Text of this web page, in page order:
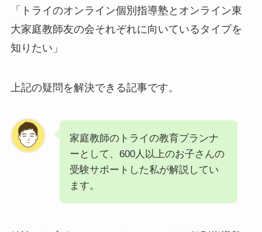
「トライのオンライン個別指導塾とオンライン東
大家庭教師友の会それぞれに向いているタイプを
知りたい」
上記の疑問を解決できる記事です。
家庭教師のトライの教育プランナ
ーとして、600人以上のお子さんの
受験サポートした私が解説してい
ます。